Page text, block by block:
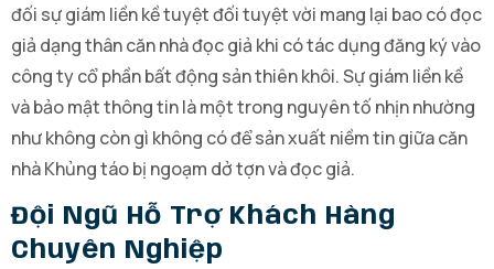
đối sự giám liền kề tuyệt đối tuyệt vời mang lại bao có đọc
giả dạng thân căn nhà đọc giả khi có tác dụng đăng ký vào
công ty cổ phần bất động sản thiên khôi. Sự giám liền kề
và bảo mật thông tin là một trong nguyên tố nhịn nhường
như không còn gì không có để sản xuất niềm tin giữa căn
nhà Khủng táo bị ngoạm dở tợn và đọc giả.
Đội Ngũ Hỗ Trợ Khách Hàng
Chuyên Nghiệp